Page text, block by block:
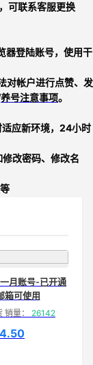
可联系客服更换
器登陆账号，使用干
对帐户进行点赞、发
养号注意事项。
应新环境，24小时
改密码、修改名
月账号-已开通
箱可使用
销量： 26142